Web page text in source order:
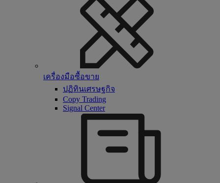
เครื่องมือซื้อขาย
ปฏิทินเศรษฐกิจ
Copy Trading
Signal Center